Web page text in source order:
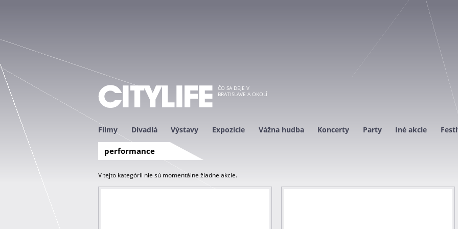
ČO SA DEJE V
BRATISLAVE A OKOLÍ
Filmy Divadlá Výstavy Expozície Vážna hudba Koncerty Party Iné akcie
performance
V tejto kategórii nie sú momentálne žiadne akcie.